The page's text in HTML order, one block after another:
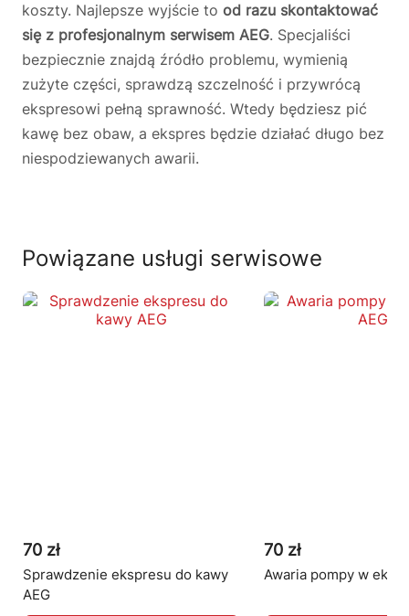
koszty. Najlepsze wyjście to od razu skontaktować
się z profesjonalnym serwisem AEG. Specjaliści
bezpiecznie znajdą źródło problemu, wymienią
zużyte części, sprawdzą szczelność i przywrócą
ekspresowi pełną sprawność. Wtedy będziesz pić
kawę bez obaw, a ekspres będzie działać długo bez
niespodziewanych awarii.
Powiązane usługi serwisowe
70 zł
Sprawdzenie ekspresu do kawy
AEG
70 zł
Awaria pompy w